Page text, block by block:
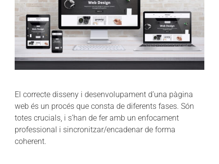
El correcte disseny i desenvolupament d’una pàgina
web és un procés que consta de diferents fases. Són
totes crucials, i s’han de fer amb un enfocament
professional i sincronitzar/encadenar de forma
coherent.